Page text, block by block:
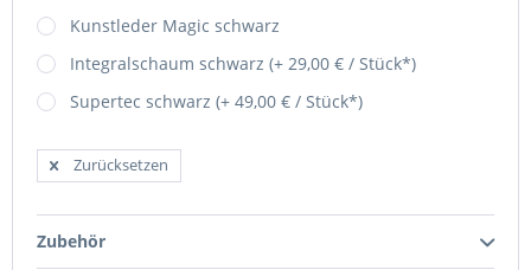
Kunstleder Magic schwarz
Integralschaum schwarz (+ 29,00 € / Stück*)
Supertec schwarz (+ 49,00 € / Stück*)
Zurücksetzen
Zubehör